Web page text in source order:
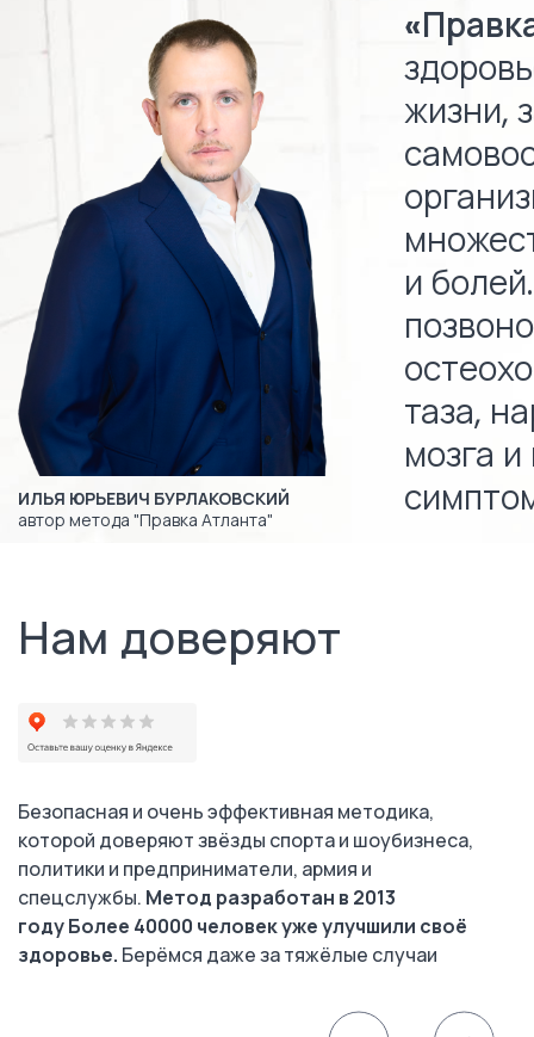
ИЛЬЯ ЮРЬЕВИЧ БУРЛАКОВСКИЙ
автор метода "Правка Атланта"
жизни,
и
таза,
мозга
Нам доверяют
Безопасная и очень эффективная методика,
которой доверяют звёзды спорта и шоубизнеса,
политики и предприниматели, армия и
спецслужбы. Метод разработан в 2013
году Более 40000 человек уже улучшили своё
здоровье. Берёмся даже за тяжёлые случаи